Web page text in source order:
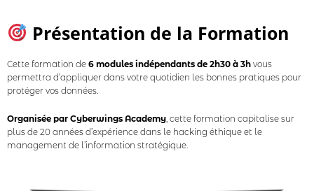
Présentation de la Formation
Cette formation de 6 modules indépendants de 2h30 à 3h vous
permettra d’appliquer dans votre quotidien les bonnes pratiques pour
protéger vos données.
Organisée par Cyberwings Academy , cette formation capitalise sur
plus de 20 années d’expérience dans le hacking éthique et le
management de l’information stratégique.